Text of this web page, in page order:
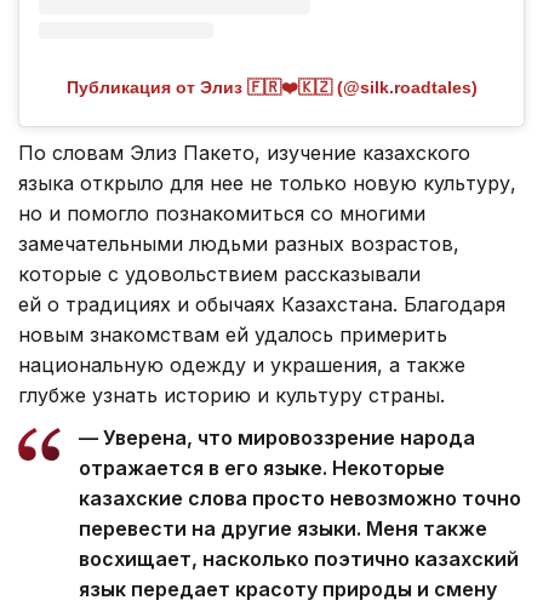
Публикация от Элиз 🇫🇷❤️🇰🇿 (@silk.roadtales)
По словам Элиз Пакето, изучение казахского
языка открыло для нее не только новую культуру,
но и помогло познакомиться со многими
замечательными людьми разных возрастов,
которые с удовольствием рассказывали
ей о традициях и обычаях Казахстана. Благодаря
новым знакомствам ей удалось примерить
национальную одежду и украшения, а также
глубже узнать историю и культуру страны.
— Уверена, что мировоззрение народа
отражается в его языке. Некоторые
казахские слова просто невозможно точно
перевести на другие языки. Меня также
восхищает, насколько поэтично казахский
язык передает красоту природы и смену